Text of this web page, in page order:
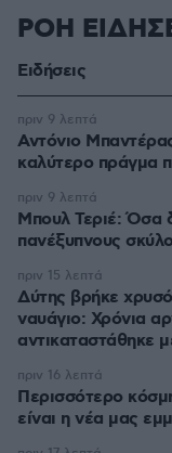
ΡΟΗ
Ειδήσεις
Αντόνιο
καλύτερο πράγμα
πριν 9 λεπτά
Μπουλ Τεριέ: Όσα
πανέξυπνους
πριν 9 λεπτά
Δύτης βρήκε
ναυάγιο: Χρόνια
αντικαταστάθηκε
πριν 15 λεπτά
Περισσότερο
είναι η νέα μας
πριν 16 λεπτά